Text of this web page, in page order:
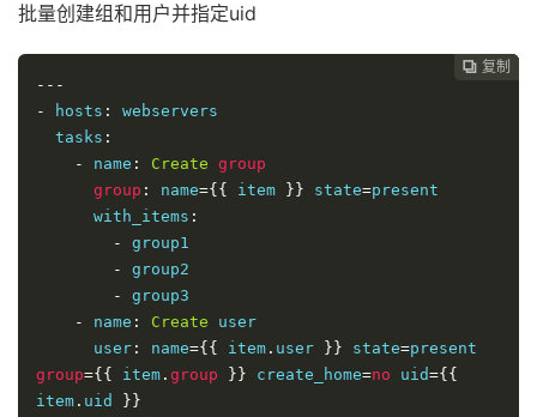
批量创建组和用户并指定uid
 复制
 复制
 复制
 复制
 复制
---
-
hosts :
webservers
  tasks
:
-
name : Create group
group : name={{ item }} state=present
      with_items
:
-
group1
-
group2
-
group3
-
name : Create user
      user
: name={{ item . user }} state=
group={{ item . group }} create_home=no uid={{
item . uid
}}